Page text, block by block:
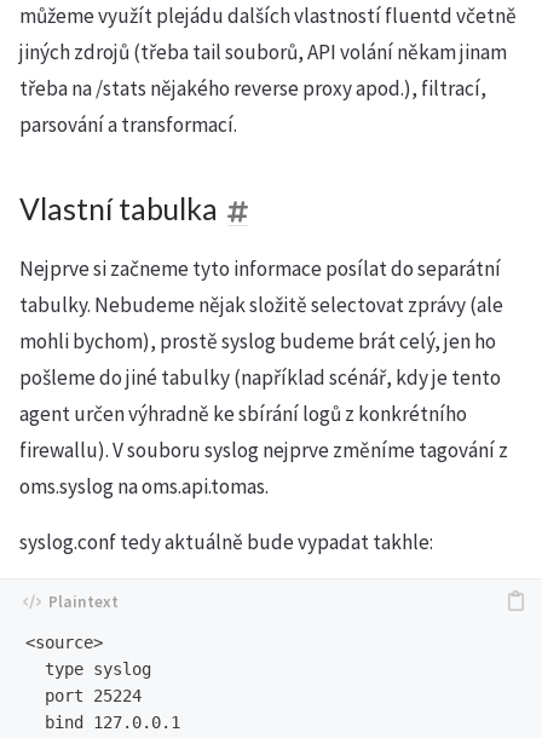
můžeme využít plejádu dalších vlastností fluentd včetně
jiných zdrojů (třeba tail souborů, API volání někam jinam
třeba na /stats nějakého reverse proxy apod.), filtrací,
parsování a transformací.
Vlastní tabulka
Nejprve si začneme tyto informace posílat do separátní
tabulky. Nebudeme nějak složitě selectovat zprávy (ale
mohli bychom), prostě syslog budeme brát celý, jen ho
pošleme do jiné tabulky (například scénář, kdy je tento
agent určen výhradně ke sbírání logů z konkrétního
firewallu). V souboru syslog nejprve změníme tagování z
oms.syslog na oms.api.tomas.
syslog.conf tedy aktuálně bude vypadat takhle:
<source>
  type syslog
  port 25224
  bind 127.0.0.1